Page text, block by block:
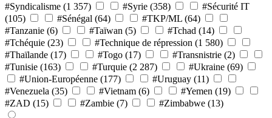
#Syndicalisme (1 357) #Syrie (358)
#Sécurité IT
(105)
#Sénégal (64) #TKP/ML (64)
#Tanzanie (6) #Taïwan (5) #Tchad (14)
#Tchéquie (23) #Technique de répression (1 580)
#Thaïlande (17) #Togo (17) #Transnistrie (2)
#Tunisie (163) #Turquie (2 287) #Ukraine (69)
#Union-Européenne (177) #Uruguay (11)
#Venezuela (35) #Vietnam (6) #Yemen (19)
#ZAD (15) #Zambie (7) #Zimbabwe (13)